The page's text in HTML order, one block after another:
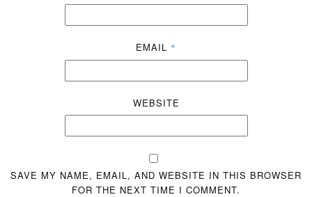
EMAIL *
WEBSITE
SAVE MY NAME, EMAIL, AND WEBSITE IN THIS BROWSER
FOR THE NEXT TIME I COMMENT.